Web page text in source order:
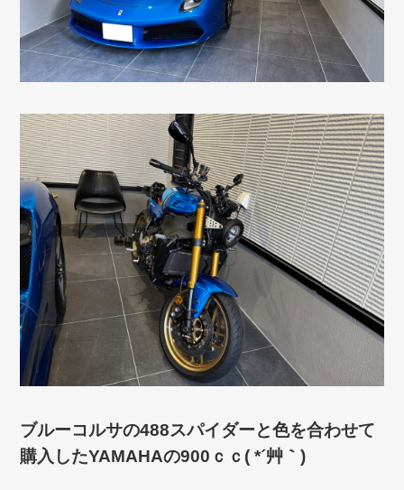
ブルーコルサの488スパイダーと色を合わせて
購入したYAMAHAの900ｃｃ( *´艸｀)